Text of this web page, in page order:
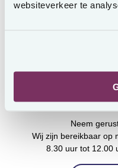
websiteverkeer te
Het juiste loket vinden
Niet
Neem
Wij zijn bereikbaar op
8.30 uur tot 12.00